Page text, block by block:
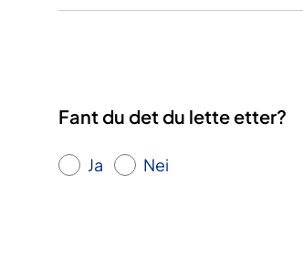
Fant du det du lette etter?
Ja Nei